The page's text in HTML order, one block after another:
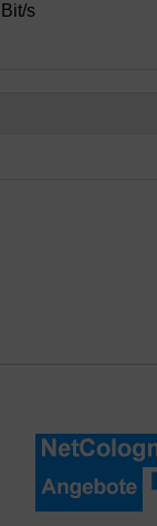
s